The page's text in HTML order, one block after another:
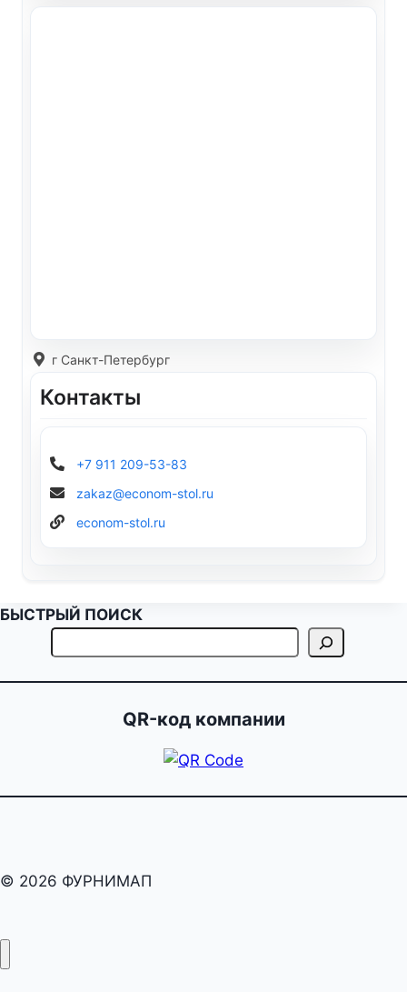
г Санкт-Петербург
Контакты
+7 911 209-53-83
zakaz@econom-stol.ru
econom-stol.ru
БЫСТРЫЙ ПОИСК
QR-код компании
© 2026 ФУРНИМАП